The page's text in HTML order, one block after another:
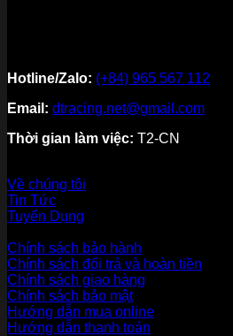
Hotline/Zalo: (+84) 965 567 112
Email: dtracing.net@gmail.com
Thời gian làm việc: T2-CN
Về chúng tôi
Tin Tức
Tuyển Dụng
Chính sách bảo hành
Chính sách đổi trả và hoàn tiền
Chính sách giao hàng
Chính sách bảo mật
Hướng dẫn mua online
Hướng dẫn thanh toán